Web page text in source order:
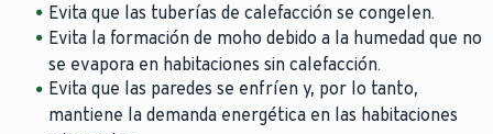
Evita que las tuberías de calefacción se congelen.
Evita la formación de moho debido a la humedad que no
se evapora en habitaciones sin calefacción.
Evita que las paredes se enfríen y, por lo tanto,
mantiene la demanda energética en las habitaciones
Cuando no estés en casa, oscurece las habitaciones
durante el día.
Si la temperatura exterior es más alta que la interior,
mantén las ventanas cerradas.
La ventilación cruzada es lo más eficaz: abre dos